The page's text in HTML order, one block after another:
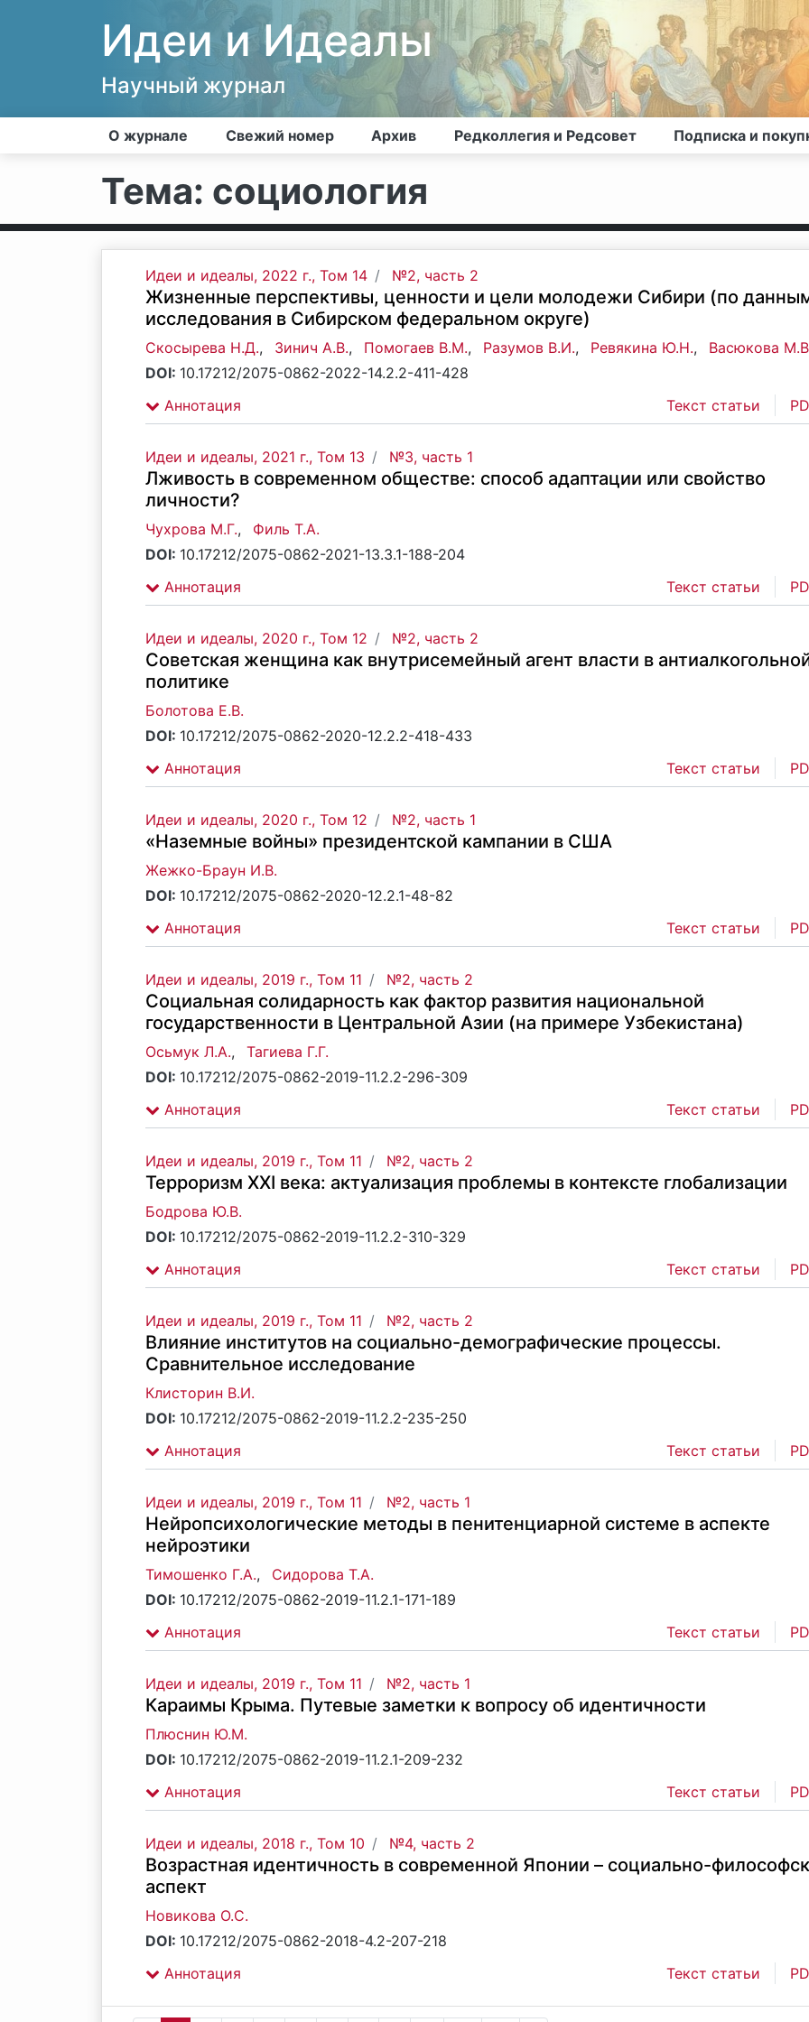
Идеи и Идеалы
Научный журнал
О журнале Свежий номер Архив Редколлегия и Редсовет Подписка и
Тема: социология
Идеи и идеалы, 2022 г., Том 14 №2, часть 2
Жизненные перспективы, ценности и цели молодежи Сибири (по
исследования в Сибирском федеральном округе)
Скосырева Н.Д., Зинич А.В., Помогаев В.М., Разумов В.И., Ревякина Ю.Н.,
Васюкова
DOI: 10.17212/2075-0862-2022-14.2.2-411-428
Аннотация
Текст статьи
Идеи и идеалы, 2021 г., Том 13 №3, часть 1
Лживость в современном обществе: способ адаптации или свойство
личности?
Чухрова М.Г.,
Филь Т.А.
DOI: 10.17212/2075-0862-2021-13.3.1-188-204
Аннотация
Текст статьи
Идеи и идеалы, 2020 г., Том 12 №2, часть 2
Советская женщина как внутрисемейный агент власти в
политике
Болотова Е.В.
DOI: 10.17212/2075-0862-2020-12.2.2-418-433
Аннотация
Текст статьи
Идеи и идеалы, 2020 г., Том 12 №2, часть 1
«Наземные войны» президентской кампании в США
Жежко-Браун И.В.
DOI: 10.17212/2075-0862-2020-12.2.1-48-82
Аннотация
Текст статьи
Идеи и идеалы, 2019 г., Том 11 №2, часть 2
Социальная солидарность как фактор развития национальной
государственности в Центральной Азии (на примере Узбекистана)
Осьмук Л.А.,
Тагиева Г.Г.
DOI: 10.17212/2075-0862-2019-11.2.2-296-309
Аннотация
Текст статьи
Идеи и идеалы, 2019 г., Том 11 №2, часть 2
Терроризм XXI века: актуализация проблемы в контексте глобализации
Бодрова Ю.В.
DOI: 10.17212/2075-0862-2019-11.2.2-310-329
Аннотация
Текст статьи
Идеи и идеалы, 2019 г., Том 11 №2, часть 2
Влияние институтов на социально-демографические процессы.
Сравнительное исследование
Клисторин В.И.
DOI: 10.17212/2075-0862-2019-11.2.2-235-250
Аннотация
Текст статьи
Идеи и идеалы, 2019 г., Том 11 №2, часть 1
Нейропсихологические методы в пенитенциарной системе в аспекте
нейроэтики
Тимошенко Г.А.,
Сидорова Т.А.
DOI: 10.17212/2075-0862-2019-11.2.1-171-189
Аннотация
Текст статьи
Идеи и идеалы, 2019 г., Том 11 №2, часть 1
Караимы Крыма. Путевые заметки к вопросу об идентичности
Плюснин Ю.М.
DOI: 10.17212/2075-0862-2019-11.2.1-209-232
Аннотация
Текст статьи
Идеи и идеалы, 2018 г., Том 10 №4, часть 2
Возрастная идентичность в современной Японии – социально-
аспект
Новикова О.С.
DOI: 10.17212/2075-0862-2018-4.2-207-218
Аннотация
Текст статьи